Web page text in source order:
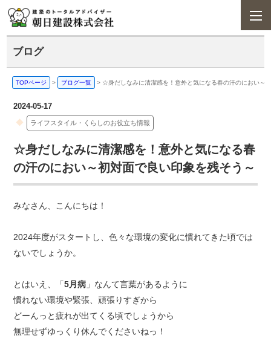
ブログ
TOPページ > ブログ一覧 > ☆身だしなみに清潔感を！意外と気になる春の汗のにおい～
2024-05-17
ライフスタイル・くらしのお役立ち情報
☆身だしなみに清潔感を！意外と気になる春
の汗のにおい～初対面で良い印象を残そう～
みなさん、こんにちは！
2024年度がスタートし、色々な環境の変化に慣れてきた頃では
ないでしょうか。
とはいえ、「5月病」なんて言葉があるように
慣れない環境や緊張、頑張りすぎから
どーんっと疲れが出てくる頃でしょうから
無理せずゆっくり休んでくださいねっ！